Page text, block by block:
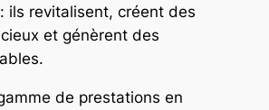
ils revitalisent, créent des
et génèrent des
de prestations en